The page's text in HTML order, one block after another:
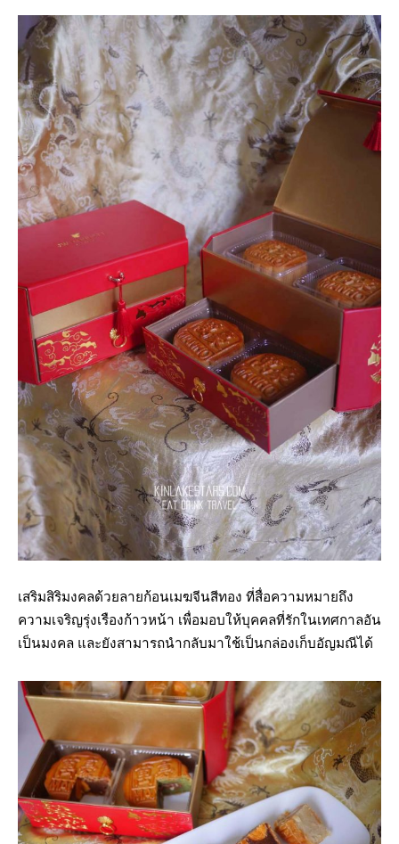
เสริมสิริมงคลด้วยลายก้อนเมฆจีนสีทอง ที่สื่อความหมายถึง
ความเจริญรุ่งเรืองก้าวหน้า เพื่อมอบให้บุคคลที่รักในเทศกาลอัน
เป็นมงคล และยังสามารถนำกลับมาใช้เป็นกล่องเก็บอัญมณีได้